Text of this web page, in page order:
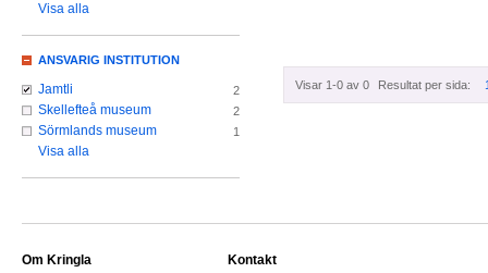
Visar 1-0 av 0 Resultat per sida:
Visa alla
ANSVARIG INSTITUTION
Jamtli 2
Skellefteå museum 2
Sörmlands museum 1
Visa alla
Om Kringla
Kontakt